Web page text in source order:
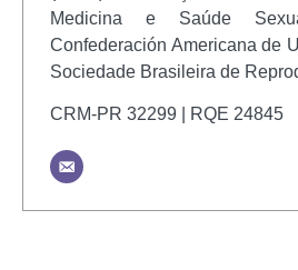
Medicina e Saúde
Confederación Americana de
Sociedade Brasileira de
CRM-PR 32299 | RQE 24845